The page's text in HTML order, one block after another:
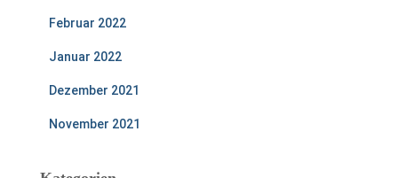
Februar 2022
Januar 2022
Dezember 2021
November 2021